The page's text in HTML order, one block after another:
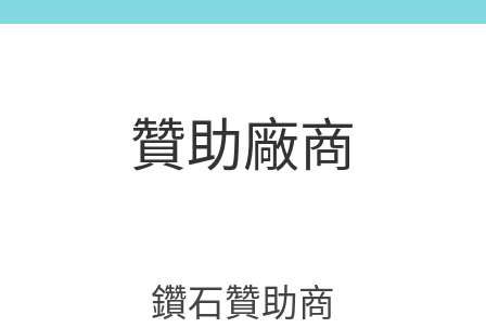
贊助廠商
鑽石贊助商